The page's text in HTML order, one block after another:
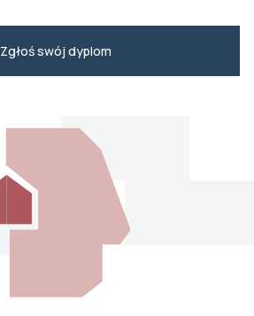
Zgłoś swój dyplom